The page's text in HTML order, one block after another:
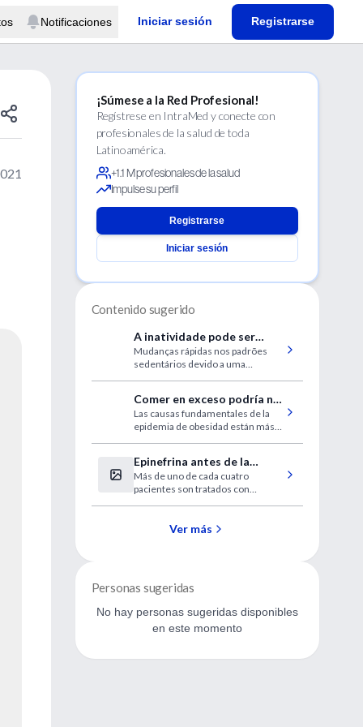
Notificaciones Iniciar sesión Registrarse
¡Súmese a la Red Profesional!
Regístrese en IntraMed y conecte con
profesionales de la salud de toda
Latinoamérica.
+1.1 M profesionales de la salud
Impulse su perfil
Registrarse
Iniciar sesión
Contenido sugerido
A inatividade pode ser
negativa à saúde mental
Mudanças rápidas nos padrões
sedentários devido a uma
depressivos.
Comer en exceso podría no
ser la causa principal de la
obesidad
Las causas fundamentales de la
epidemia de obesidad están más
Epinefrina antes de la
desfibrilación en paro
cardíaco intrahospitalario
Más de uno de cada cuatro
pacientes son tratados con
una peor supervivencia.
Ver más
Personas sugeridas
No hay personas sugeridas disponibles
en este momento